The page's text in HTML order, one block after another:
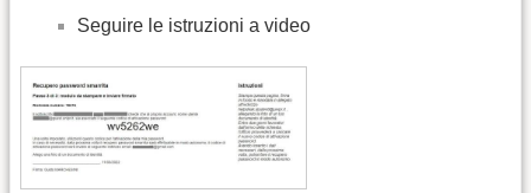
Seguire le istruzioni a video